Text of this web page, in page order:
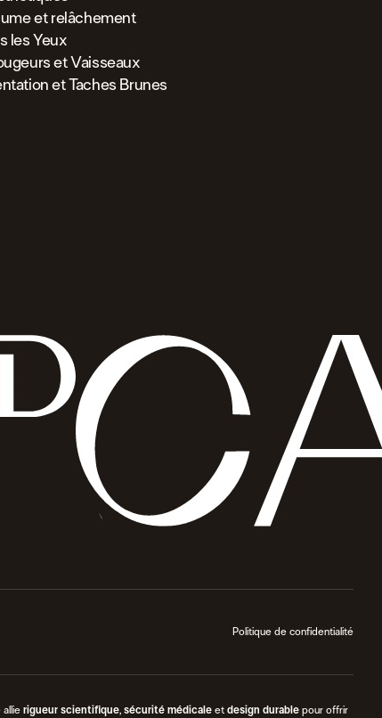
et relâchement
les Yeux
et Vaisseaux
et Taches Brunes
Politique de confidentialité
allie rigueur scientifique, sécurité médicale et design durable pour offrir